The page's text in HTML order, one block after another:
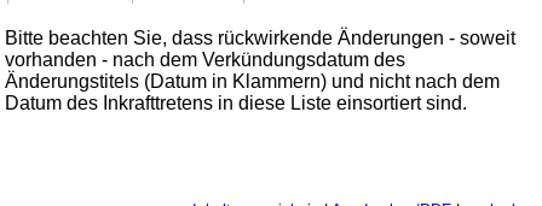
Bitte beachten Sie, dass rückwirkende Änderungen - soweit
vorhanden - nach dem Verkündungsdatum des
Änderungstitels (Datum in Klammern) und nicht nach dem
Datum des Inkrafttretens in diese Liste einsortiert sind.